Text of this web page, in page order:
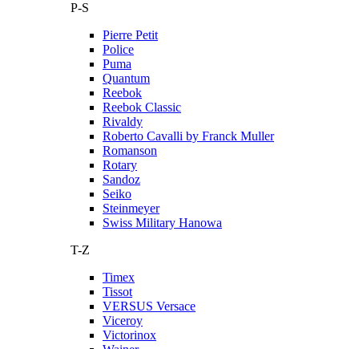
P-S
Pierre Petit
Police
Puma
Quantum
Reebok
Reebok Classic
Rivaldy
Roberto Cavalli by Franck Muller
Romanson
Rotary
Sandoz
Seiko
Steinmeyer
Swiss Military Hanowa
T-Z
Timex
Tissot
VERSUS Versace
Viceroy
Victorinox